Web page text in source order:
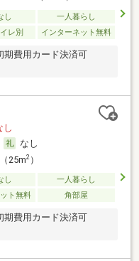
し
一人暮らし
レ別 インターネット無料
期費用カード決済可
し
なし
25m2）
し
一人暮らし
ト無料 角部屋
期費用カード決済可